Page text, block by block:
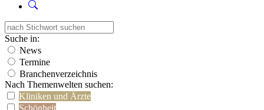
Suche in:
News
Termine
Branchenverzeichnis
Nach Themenwelten suchen:
Kliniken und Ärzte
Schönheit